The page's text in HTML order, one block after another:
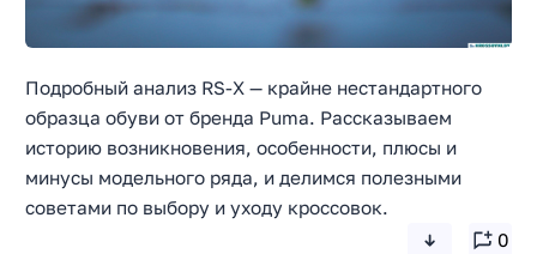
Подробный анализ RS-X — крайне нестандартного
образца обуви от бренда Puma. Рассказываем
историю возникновения, особенности, плюсы и
минусы модельного ряда, и делимся полезными
советами по выбору и уходу кроссовок.
0